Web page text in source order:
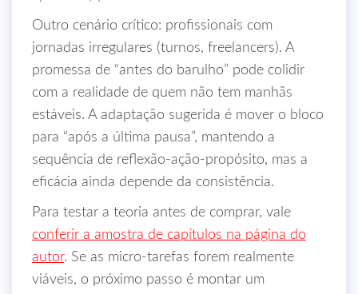
Outro cenário crítico: profissionais com
jornadas irregulares (turnos, freelancers). A
promessa de “antes do barulho” pode colidir
com a realidade de quem não tem manhãs
estáveis. A adaptação sugerida é mover o bloco
para “após a última pausa”, mantendo a
sequência de reflexão‑ação‑propósito, mas a
eficácia ainda depende da consistência.
Para testar a teoria antes de comprar, vale
conferir a amostra de capítulos na página do
autor. Se as micro‑tarefas forem realmente
viáveis, o próximo passo é montar um